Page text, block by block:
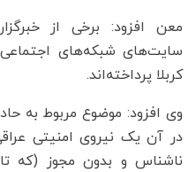
معن افزود: برخی از
سایت‌های شبکه‌های
کربلا پرداخته‌اند.
در آن یک نیروی امنیتی
ناشناس و بدون مجوز (که